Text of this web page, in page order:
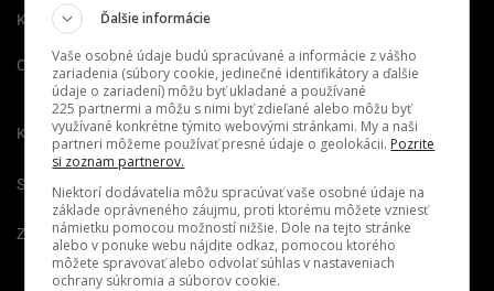
Kontakt Inzercia
O nás Redakcia
Nahlásiť
chybu
Kariéra
Spravovať notifikácie
Zrušiť predplatné
Ďalšie informácie
Vaše osobné údaje budú spracúvané a informácie z vášho
zariadenia (súbory cookie, jedinečné identifikátory a ďalšie
údaje o zariadení) môžu byť ukladané a používané
225 partnermi a môžu s nimi byť zdieľané alebo môžu byť
využívané konkrétne týmito webovými stránkami. My a naši
partneri môžeme používať presné údaje o geolokácii. Pozrite
si zoznam partnerov.
Niektorí dodávatelia môžu spracúvať vaše osobné údaje na
základe oprávneného záujmu, proti ktorému môžete vzniesť
námietku pomocou možností nižšie. Dole na tejto stránke
alebo v ponuke webu nájdite odkaz, pomocou ktorého
môžete spravovať alebo odvolať súhlas v nastaveniach
ochrany súkromia a súborov cookie.